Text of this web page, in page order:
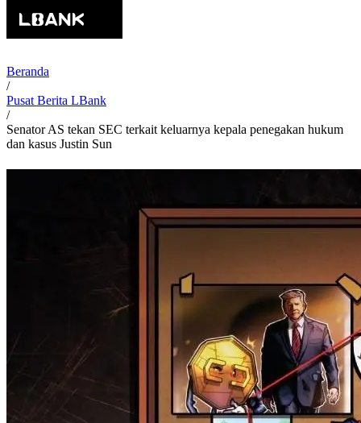
Beranda
/
Pusat Berita LBank
/
Senator AS tekan SEC terkait keluarnya kepala penegakan hukum
dan kasus Justin Sun